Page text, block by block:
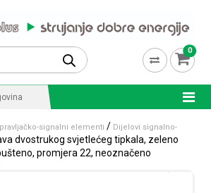
0
signalni elementi / Dijelovi signalno-
dvostrukog svjetlećeg tipkala, zeleno
promjera 22, neoznačeno